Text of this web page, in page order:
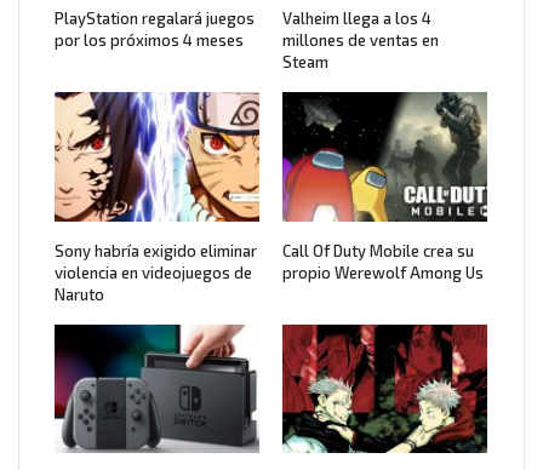
PlayStation regalará juegos
por los próximos 4 meses
Valheim llega a los 4
millones de ventas en
Steam
Sony habría exigido eliminar
violencia en videojuegos de
Naruto
Call Of Duty Mobile crea su
propio Werewolf Among Us